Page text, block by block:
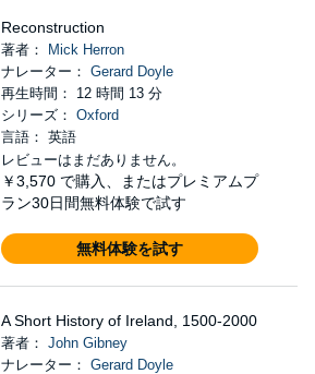
Reconstruction
著者：
Mick Herron
ナレーター： Gerard Doyle
再生時間： 12 時間 13 分
シリーズ： Oxford
言語： 英語
レビューはまだありません。
￥3,570 で購入、またはプレミアムプ
ラン30日間無料体験で試す
無料体験を試す
A Short History of Ireland, 1500-2000
著者： John Gibney
ナレーター： Gerard Doyle